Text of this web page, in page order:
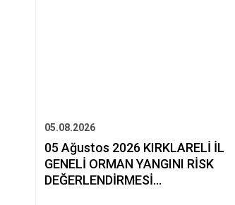
05.08.2026
05 Ağustos 2026 KIRKLARELİ İL
GENELİ ORMAN YANGINI RİSK
DEĞERLENDİRMESİ...